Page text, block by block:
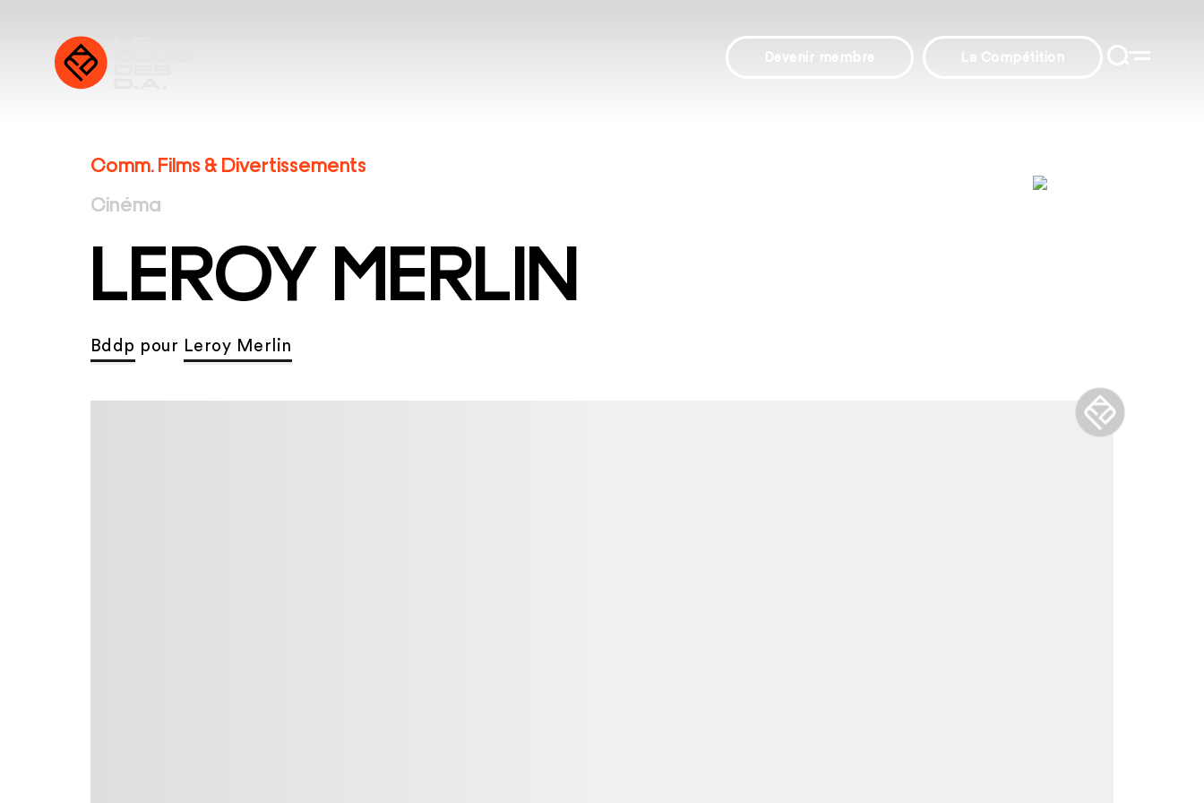
Devenir membre La Compétition
Comm. Films & Divertissements
Cinéma
LEROY MERLIN
Bddp pour Leroy Merlin